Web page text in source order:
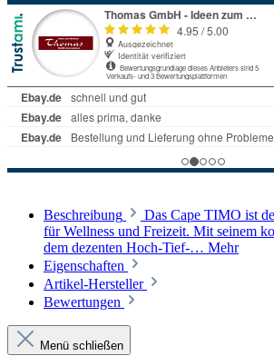
Beschreibung
Das Cape TIMO ist
für Wellness und Freizeit. Mit seinem
dem dezenten Hoch-Tief-… Mehr
Eigenschaften
Artikel-Hersteller
Bewertungen
Menü schließen